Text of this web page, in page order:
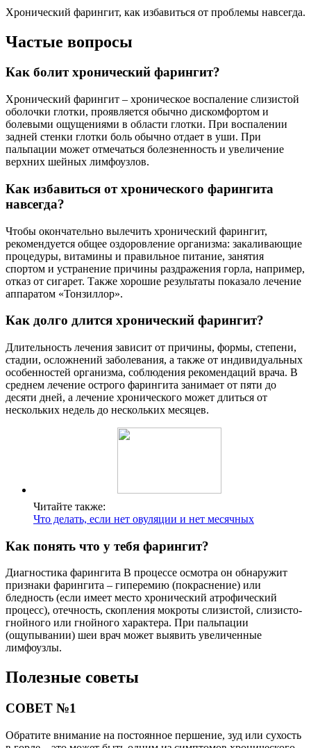
Хронический фарингит, как избавиться от проблемы навсегда.
Частые вопросы
Как болит хронический фарингит?
Хронический фарингит – хроническое воспаление слизистой
оболочки глотки, проявляется обычно дискомфортом и
болевыми ощущениями в области глотки. При воспалении
задней стенки глотки боль обычно отдает в уши. При
пальпации может отмечаться болезненность и увеличение
верхних шейных лимфоузлов.
Как избавиться от хронического фарингита
навсегда?
Чтобы окончательно вылечить хронический фарингит,
рекомендуется общее оздоровление организма: закаливающие
процедуры, витамины и правильное питание, занятия
спортом и устранение причины раздражения горла, например,
отказ от сигарет. Также хорошие результаты показало лечение
аппаратом «Тонзиллор».
Как долго длится хронический фарингит?
Длительность лечения зависит от причины, формы, степени,
стадии, осложнений заболевания, а также от индивидуальных
особенностей организма, соблюдения рекомендаций врача. В
среднем лечение острого фарингита занимает от пяти до
десяти дней, а лечение хронического может длиться от
нескольких недель до нескольких месяцев.
Читайте также:
Что делать, если нет овуляции и нет месячных
Как понять что у тебя фарингит?
Диагностика фарингита В процессе осмотра он обнаружит
признаки фарингита – гиперемию (покраснение) или
бледность (если имеет место хронический атрофический
процесс), отечность, скопления мокроты слизистой, слизисто-
гнойного или гнойного характера. При пальпации
(ощупывании) шеи врач может выявить увеличенные
лимфоузлы.
Полезные советы
СОВЕТ №1
Обратите внимание на постоянное першение, зуд или сухость